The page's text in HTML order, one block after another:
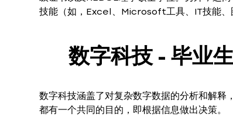
技能（如，Excel、Microsoft工具、IT技能、
数字科技 - 毕业
数字科技涵盖了对复杂数字数据的分析和解释
都有一个共同的目的，即根据信息做出决策。